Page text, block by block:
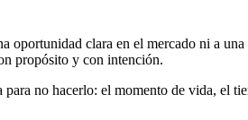
oportunidad clara en el mercado ni a
propósito y con intención.
no hacerlo: el momento de vida, el